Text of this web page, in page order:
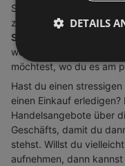
Seite nutzen und all
z.B. deinen
Schnäppchen Ausschau
wenn du schon ein
möchtest, wo du es am
Hast du einen
einen Einkauf
Handelsangebote über
Geschäfts, damit du
stehst. Willst du
aufnehmen, dann
DETAILS